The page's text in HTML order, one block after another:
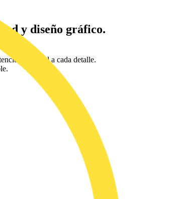
y diseño gráfico.
especial a cada detalle.